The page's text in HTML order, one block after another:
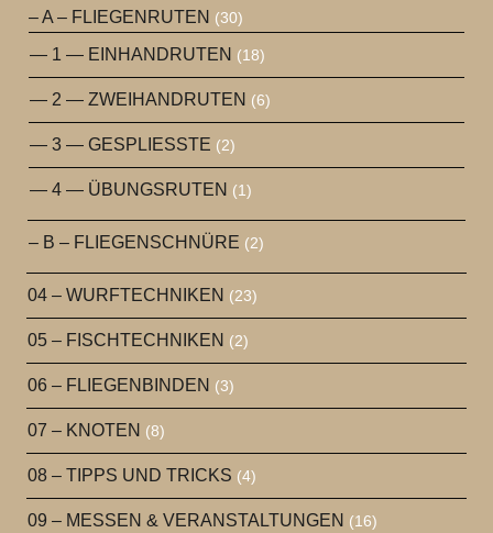
– A – FLIEGENRUTEN (30)
— 1 — EINHANDRUTEN (18)
— 2 — ZWEIHANDRUTEN (6)
— 3 — GESPLIESSTE (2)
— 4 — ÜBUNGSRUTEN (1)
– B – FLIEGENSCHNÜRE (2)
04 – WURFTECHNIKEN (23)
05 – FISCHTECHNIKEN (2)
06 – FLIEGENBINDEN (3)
07 – KNOTEN (8)
08 – TIPPS UND TRICKS (4)
09 – MESSEN & VERANSTALTUNGEN (16)